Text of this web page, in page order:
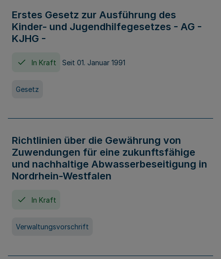
Erstes Gesetz zur Ausführung des
Kinder- und Jugendhilfegesetzes - AG -
KJHG -
In Kraft Seit 01. Januar 1991
Gesetz
Richtlinien über die Gewährung von
Zuwendungen für eine zukunftsfähige
und nachhaltige Abwasserbeseitigung in
Nordrhein-Westfalen
In Kraft
Verwaltungsvorschrift